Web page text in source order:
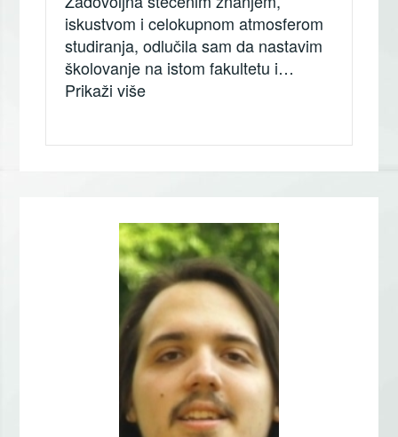
iskustvom i celokupnom atmosferom
studiranja, odlučila sam da nastavim
školovanje na istom fakultetu i…
Prikaži više„Olivera Stančić, Ekonomski